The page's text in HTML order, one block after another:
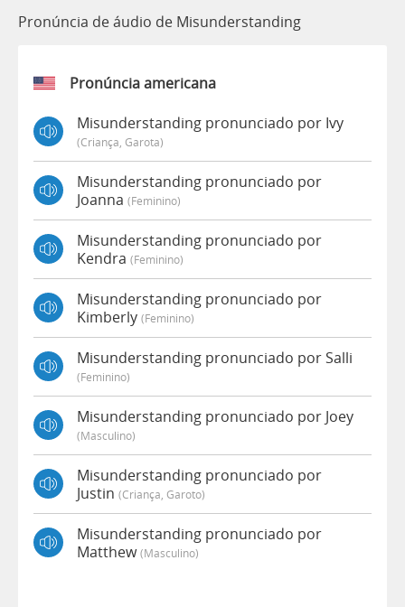
Pronúncia de áudio de Misunderstanding
Pronúncia americana
Misunderstanding pronunciado por Ivy
(criança, Garota)
Misunderstanding pronunciado por
Joanna (feminino)
Misunderstanding pronunciado por
Kendra (feminino)
Misunderstanding pronunciado por
Kimberly (feminino)
Misunderstanding pronunciado por Salli
(feminino)
Misunderstanding pronunciado por Joey
(masculino)
Misunderstanding pronunciado por
Justin (criança, Garoto)
Misunderstanding pronunciado por
Matthew(masculino)